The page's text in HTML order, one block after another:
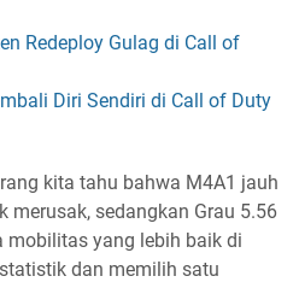
Redeploy Gulag di Call of
Diri Sendiri di Call of Duty
kita tahu bahwa M4A1 jauh
merusak, sedangkan Grau 5.56
mobilitas yang lebih baik di
dan memilih satu